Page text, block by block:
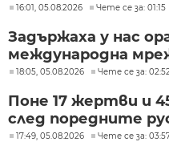
16:01, 05.08.2026 Чете се за:
Задържаха у нас
международна
18:05, 05.08.2026 Чете се за:
Поне 17 жертви и
след поредните
17:49, 05.08.2026 Чете се за: